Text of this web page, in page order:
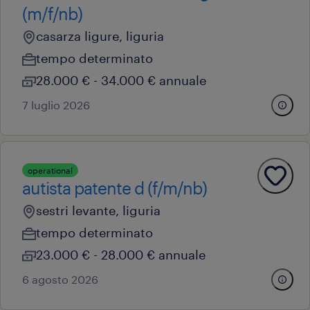
(m/f/nb)
casarza ligure, liguria
tempo determinato
28.000 € - 34.000 € annuale
7 luglio 2026
operational
autista patente d (f/m/nb)
sestri levante, liguria
tempo determinato
23.000 € - 28.000 € annuale
6 agosto 2026